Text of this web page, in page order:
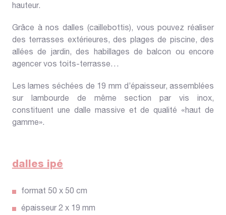
hauteur.
Grâce à nos dalles (caillebottis), vous pouvez réaliser
des terrasses extérieures, des plages de piscine, des
allées de jardin, des habillages de balcon ou encore
agencer vos toits-terrasse…
Les lames séchées de 19 mm d’épaisseur, assemblées
sur lambourde de même section par vis inox,
constituent une dalle massive et de qualité «haut de
gamme».
dalles ipé
format 50 x 50 cm
épaisseur 2 x 19 mm